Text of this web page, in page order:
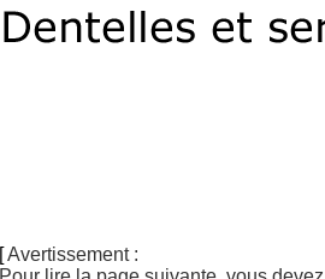
[Avertissement :